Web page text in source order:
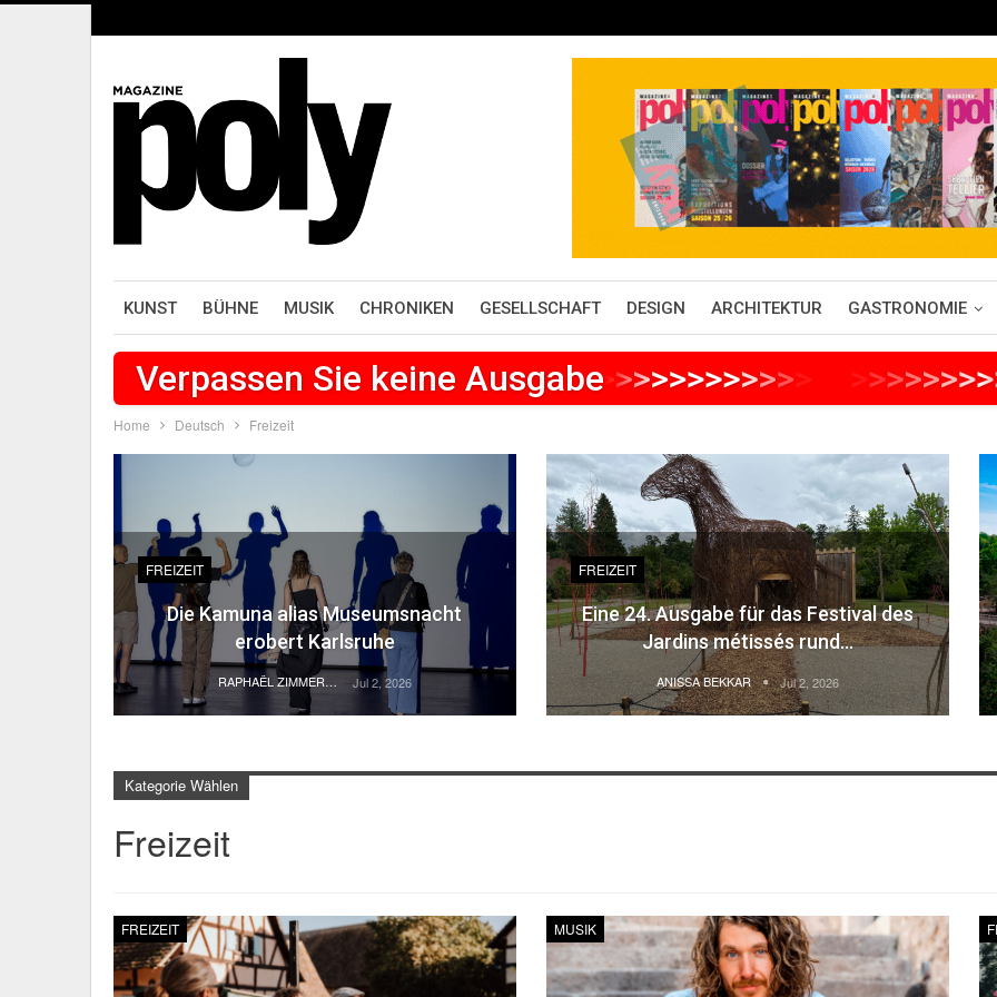
KUNST BÜHNE MUSIK CHRONIKEN GESELLSCHAFT DESIGN ARCHITEKTUR GASTRONOMIE
Verpassen Sie keine Ausgabe>>>>>>>>>>> >>>>>>>
Home Deutsch Freizeit
FREIZEIT
Die Kamuna alias Museumsnacht
erobert Karlsruhe
RAPHAËL ZIMMERMANN Jul 2, 2026
FREIZEIT
Eine 24. Ausgabe für das Festival des
Jardins métissés rund…
ANISSA BEKKAR Jul 2, 2026
Kategorie Wählen
Freizeit
FREIZEIT MUSIK